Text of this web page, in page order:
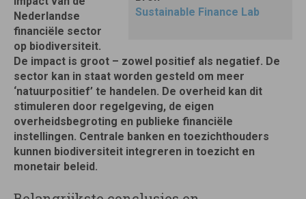
Sustainable Finance Lab
Nederlandse
financiële sector
op biodiversiteit.
De impact is groot – zowel positief als negatief. De
sector kan in staat worden gesteld om meer
‘natuurpositief’ te handelen. De overheid kan dit
stimuleren door regelgeving, de eigen
overheidsbegroting en publieke financiële
instellingen. Centrale banken en toezichthouders
kunnen biodiversiteit integreren in toezicht en
monetair beleid.